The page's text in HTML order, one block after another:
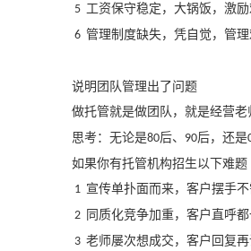
5 工资保守稳定，大锅饭，激
6 管理制度缺失，凭自觉，管
说明团队管理出了问题
做托管就是做团队，就是经营
思考：无论是80后、 90后，还是
如果你有托管机构招生以下难题
1 宣传单扑面而来，客户摆手
2 同质化竞争加重，客户直呼
3 老师屡次想成交，客户回复再